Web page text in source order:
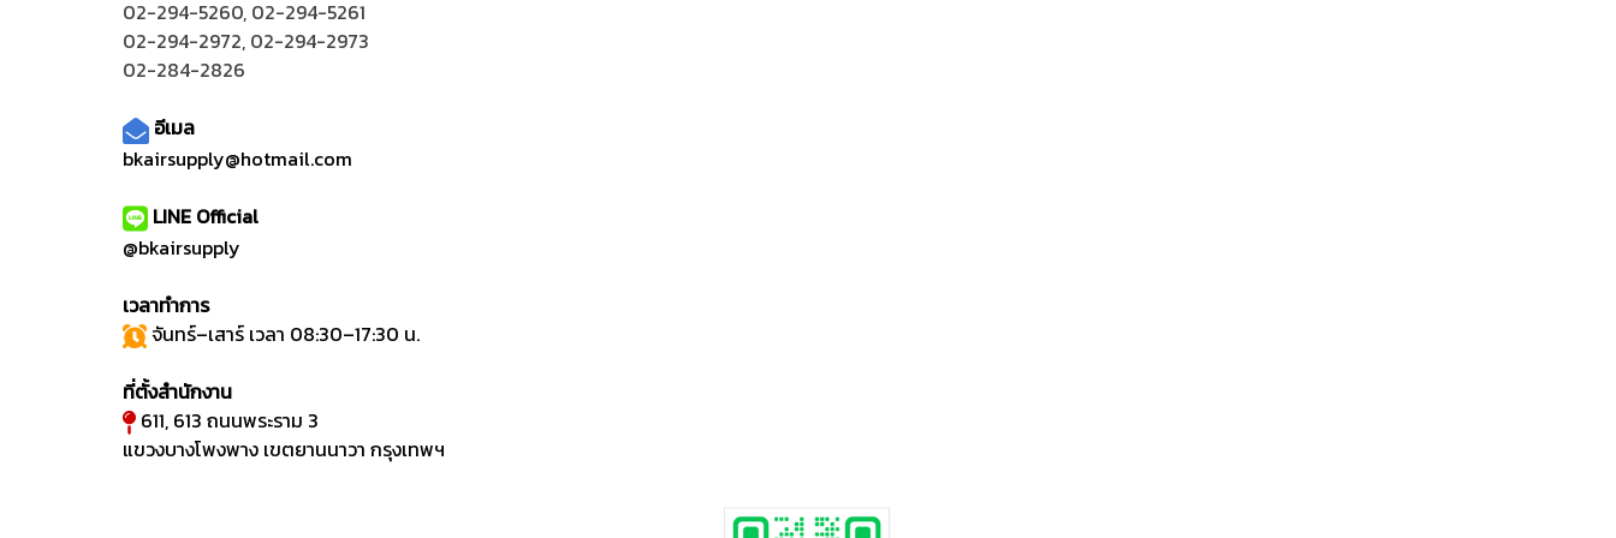
02-294-5260, 02-294-5261
02-294-2972, 02-294-2973
02-284-2826
อีเมล
bkairsupply@hotmail.com
LINE Official
@bkairsupply
เวลาทำการ
จันทร์–เสาร์ เวลา 08:30–17:30 น.
ที่ตั้งสำนักงาน
611, 613 ถนนพระราม 3
แขวงบางโพงพาง เขตยานนาวา กรุงเทพฯ